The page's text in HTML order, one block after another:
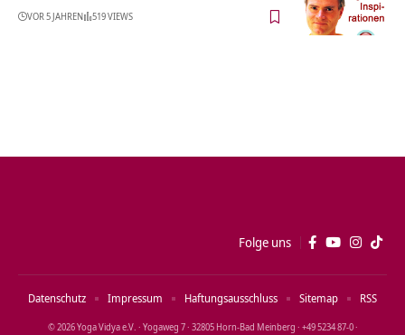
VOR 5 JAHREN 519 VIEWS
Folge uns
© 2026 Yoga Vidya e.V. · Yogaweg 7 · 32805 Horn‑Bad Meinberg · +49 5234 87‑0 ·
Datenschutz Impressum Haftungsausschluss Sitemap RSS